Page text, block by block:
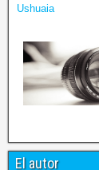
Ushuaia
El autor